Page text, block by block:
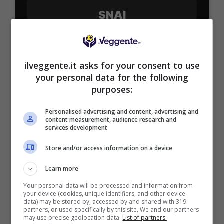
SNAI
Bonus Benvenuto Sport: fino a 1.000€
1000€
Mostra Informazioni
PlanetWin365
BONUS PLANETWIN365: FINO A 2050€
Planetwin365: 2050€ per sport e scommesse
Iscrivendoti a PlanetWin365 ricevi: 100% fino a 2000€
ilveggente.it asks for your consent to use
your personal data for the following
purposes:
Personalised advertising and content, advertising and
content measurement, audience research and
services development
Store and/or access information on a device
Learn more
Your personal data will be processed and information from
your device (cookies, unique identifiers, and other device
data) may be stored by, accessed by and shared with 319
partners, or used specifically by this site. We and our partners
may use precise geolocation data. List of partners.